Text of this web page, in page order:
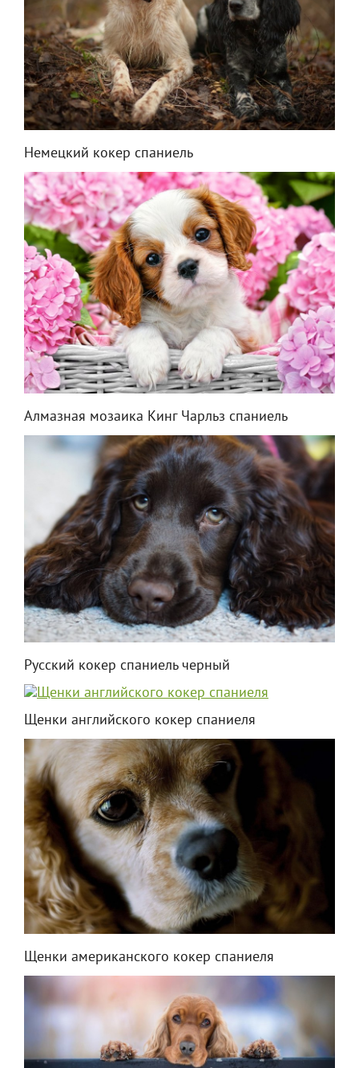
Немецкий кокер спаниель
Алмазная мозаика Кинг Чарльз спаниель
Русский кокер спаниель черный
Щенки английского кокер спаниеля
Щенки американского кокер спаниеля